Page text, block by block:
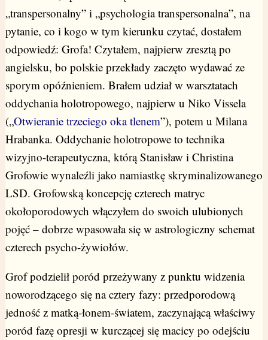
„transpersonalny” i „psychologia transpersonalna”, na
pytanie, co i kogo w tym kierunku czytać, dostałem
odpowiedź: Grofa! Czytałem, najpierw zresztą po
angielsku, bo polskie przekłady zaczęto wydawać ze
sporym opóźnieniem. Brałem udział w warsztatach
oddychania holotropowego, najpierw u Niko Vissela
(„Otwieranie trzeciego oka tlenem”), potem u Milana
Hrabanka. Oddychanie holotropowe to technika
wizyjno-terapeutyczna, którą Stanisław i Christina
Grofowie wynaleźli jako namiastkę skryminalizowanego
LSD. Grofowską koncepcję czterech matryc
okołoporodowych włączyłem do swoich ulubionych
pojęć – dobrze wpasowała się w astrologiczny schemat
czterech psycho-żywiołów.
Grof podzielił poród przeżywany z punktu widzenia
noworodzącego się na cztery fazy: przedporodową
jedność z matką-łonem-światem, zaczynającą właściwy
poród fazę opresji w kurczącej się macicy po odejściu